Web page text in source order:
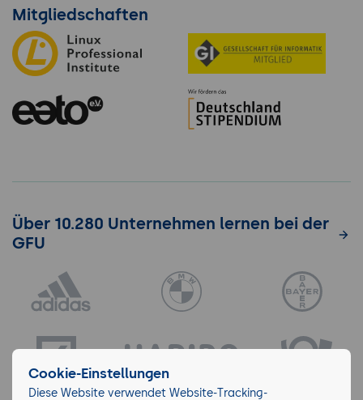
Mitgliedschaften
Über 10.280 Unternehmen lernen bei der
GFU
Cookie-Einstellungen
Diese Website verwendet Website-Tracking-